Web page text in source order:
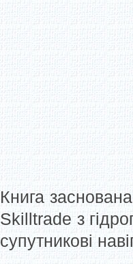
Книга
Skilltrade з
супутникові